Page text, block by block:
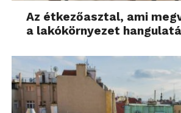
Az étkezőasztal, ami
a lakókörnyezet